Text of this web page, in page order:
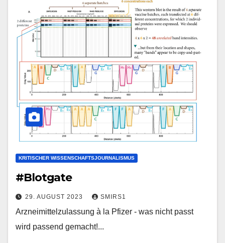
KRITISCHER WISSENSCHAFTSJOURNALISMUS
#Blotgate
29. AUGUST 2023 SMIRS1
Arzneimittelzulassung à la Pfizer - was nicht passt
wird passend gemacht!...